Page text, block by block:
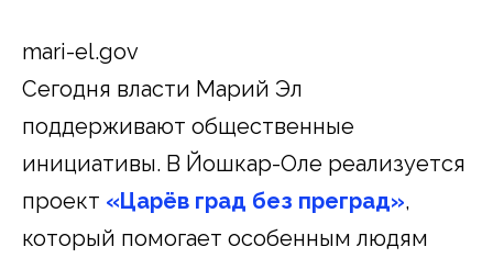
mari-el.gov
Сегодня власти Марий Эл
поддерживают общественные
инициативы. В Йошкар-Оле реализуется
проект «Царёв град без преград»,
который помогает особенным людям